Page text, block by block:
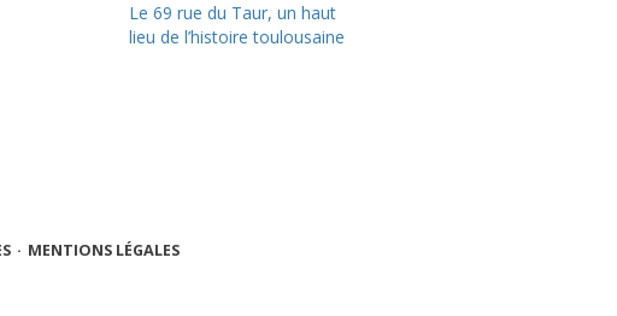
Le 69 rue du Taur, un haut
lieu de l’histoire toulousaine
· MENTIONS LÉGALES